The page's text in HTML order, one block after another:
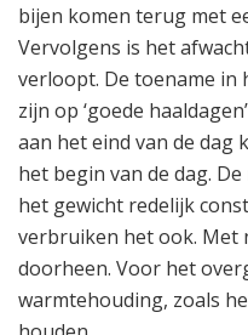
bijen komen terug met
Vervolgens is het
verloopt. De toename in
zijn op ‘goede
aan het eind van de dag
het begin van de dag.
het gewicht redelijk
verbruiken het ook. Met
doorheen. Voor het
warmtehouding, zoals